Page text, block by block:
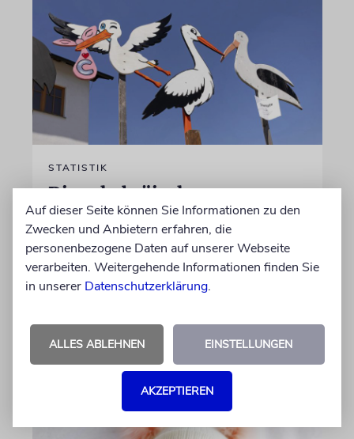
STATISTIK
Diese hebräischen
Vornamen in Österreich sind
am beliebtesten
Österreichische Eltern wählen gern Klassiker.
Unter den Top Ten sind auch viele Namen
von Nicole Dreyfus
04.07.2026
Auf dieser Seite können Sie Informationen zu den
Zwecken und Anbietern erfahren, die
personenbezogene Daten auf unserer Webseite
verarbeiten. Weitergehende Informationen finden Sie
in unserer Datenschutzerklärung.
ALLES ABLEHNEN EINSTELLUNGEN
AKZEPTIEREN